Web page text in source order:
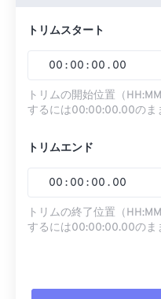
トリムスタート
00 : 00 : 00 . 00
トリムの開始位置（
するには00:00:00.00のま
トリムエンド
00 : 00 : 00 . 00
トリムの終了位置（
するには00:00:00.00のま